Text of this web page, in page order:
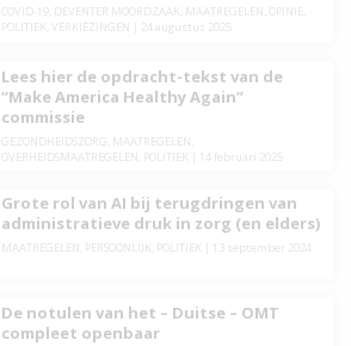
COVID-19, DEVENTER MOORDZAAK MAATREGELEN OPINIE
POLITIEK
VERKIEZINGEN 24 augustus 2025
Lees hier de opdracht-tekst van de
“Make America Healthy Again”
commissie
GEZONDHEIDSZORG MAATREGELEN
OVERHEIDSMAATREGELEN POLITIEK 14 februari 2025
Grote rol van AI bij terugdringen van
administratieve druk in zorg (en elders)
MAATREGELEN PERSOONLIJK POLITIEK 13 september 2024
De notulen van het – Duitse – OMT
compleet openbaar